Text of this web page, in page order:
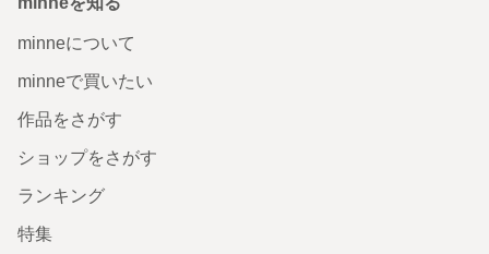
minneについて
minneで買いたい
作品をさがす
ショップをさがす
ランキング
特集